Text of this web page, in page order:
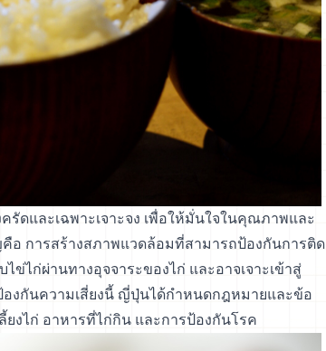
ดและเฉพาะเจาะจง เพื่อให้มั่นใจในคุณภาพและ
การสร้างสภาพแวดล้อมที่สามารถป้องกันการติด
ข่ไก่ผ่านทางอุจจาระของไก่ และอาจเจาะเข้าสู่
องกันความเสี่ยงนี้ ญี่ปุ่นได้กำหนดกฎหมายและข้อ
ยงไก่ อาหารที่ไก่กิน และการป้องกันโรค